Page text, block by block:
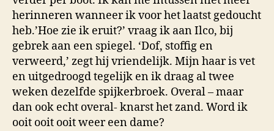
herinneren wanneer ik voor het laatst gedoucht
heb.’Hoe zie ik eruit?’ vraag ik aan Ilco, bij
gebrek aan een spiegel. ‘Dof, stoffig en
verweerd,’ zegt hij vriendelijk. Mijn haar is vet
en uitgedroogd tegelijk en ik draag al twee
weken dezelfde spijkerbroek. Overal – maar
dan ook echt overal- knarst het zand. Word ik
ooit ooit ooit weer een dame?